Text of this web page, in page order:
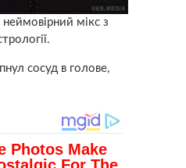
мікс з
сосуд в голове,